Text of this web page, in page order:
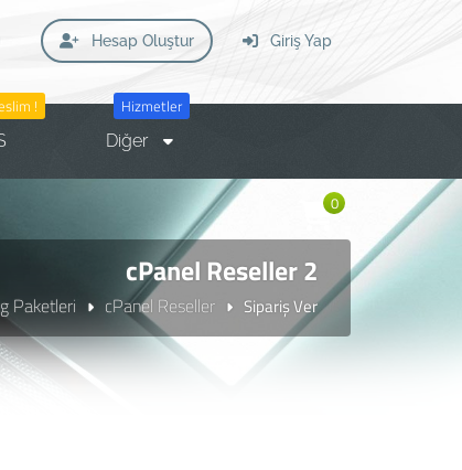
Giriş Yap
Hesap Oluştur
! Hizmetler
Diğer
0
cPanel Reseller 2
Paketleri cPanel Reseller Sipariş Ver